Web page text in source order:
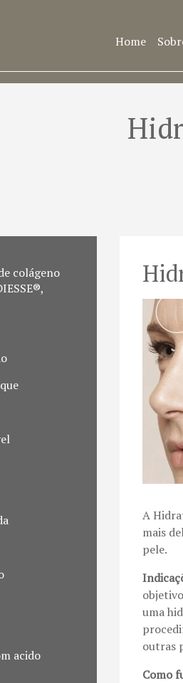
Home
colágeno
acido
A
mais
pele.
uma
outras
Como